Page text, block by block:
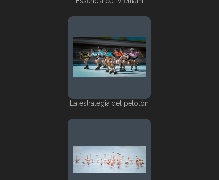
La estrategia del pelotón